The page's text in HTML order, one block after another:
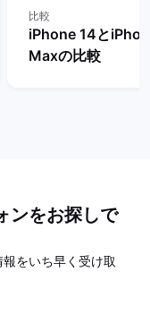
比較
iPhone 14と
Maxの比較
ンをお探しで
をいち早く受け取